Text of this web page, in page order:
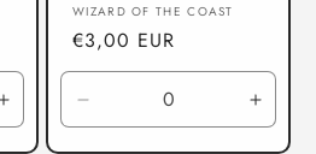
Aumenta
quantità
Produttore:
WIZARD OF THE COAST
Prezzo
di
listino
€3,00 EUR
Diminuisci
quantità